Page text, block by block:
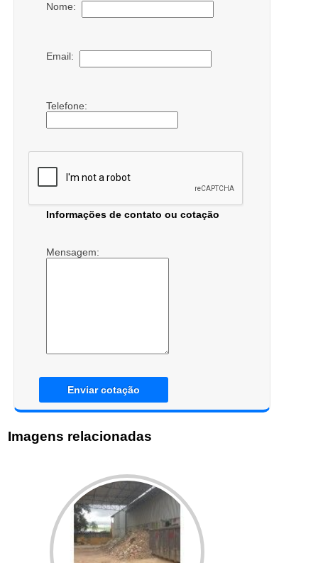
Nome:
Email:
Telefone:
Informações de contato ou cotação
Mensagem:
Enviar cotação
Imagens relacionadas